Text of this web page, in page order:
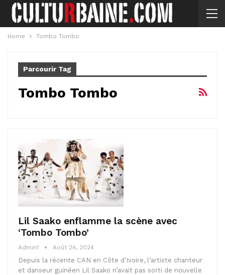
Home Tombo Tombo
Parcourir Tag
Tombo Tombo
Lil Saako enflamme la scène avec
‘Tombo Tombo’
Admin1 Août 24, 2024
Depuis la récente CAN en Côte d'Ivoire, l’artiste chanteur
et danseur guinéen Lil Saako n’avait pas sorti de nouvelle